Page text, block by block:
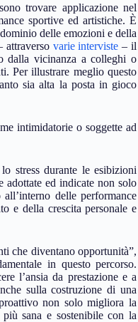
trovare applicazione nel
sportive ed artistiche. È
delle emozioni e della
attraverso varie interviste – il
dalla vicinanza a colleghi o
Per illustrare meglio questo
sia alta la posta in gioco
intimidatorie o soggette ad
stress durante le esibizioni
adottate ed indicate non solo
delle performance
e della crescita personale e
che diventano opportunità”,
in questo percorso.
l’ansia da prestazione e a
sulla costruzione di una
non solo migliora la
sana e sostenibile con la